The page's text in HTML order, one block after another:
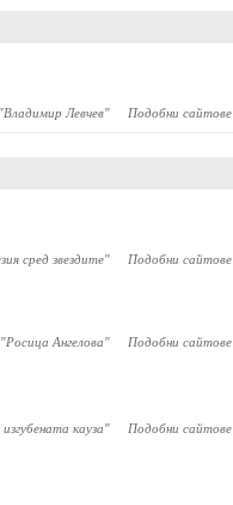
Владимир Левчев" Подобни сайтове
сред звездите" Подобни сайтове
Росица Ангелова" Подобни сайтове
кауза" Подобни сайтове